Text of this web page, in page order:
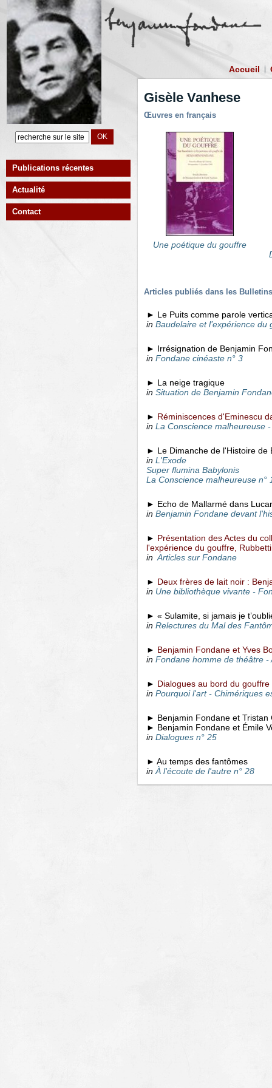
Accueil
Publications récentes
Actualité
Contact
Gisèle Vanhese
Œuvres en français
Une poétique du gouffre
Articles publiés dans les
► Le Puits comme parole
in Baudelaire et l’expérience du
► Irrésignation de Benjamin
in Fondane cinéaste n° 3
► La neige tragique
in Situation de Benjamin
► Réminiscences d'Eminescu
in La Conscience malheureuse
► Le Dimanche de l'Histoire de
in L'Exode
Super flumina Babylonis
La Conscience malheureuse n°
► Echo de Mallarmé dans
in Benjamin Fondane devant
► Présentation des Actes du
l'expérience du gouffre,
in Articles sur Fondane
► Deux frères de lait noir :
in Une bibliothèque vivante -
► « Sulamite, si jamais je
in Relectures du Mal des
► Benjamin Fondane et Yves
in Fondane homme de théâtre -
► Dialogues au bord du gouffre
in Pourquoi l'art - Chimériques
► Benjamin Fondane et Tristan
► Benjamin Fondane et Émile
in Dialogues n° 25
► Au temps des fantômes
in À l'écoute de l'autre n° 28